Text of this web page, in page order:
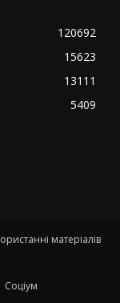
120692
15623
13111
5409
матеріалів
Соціум